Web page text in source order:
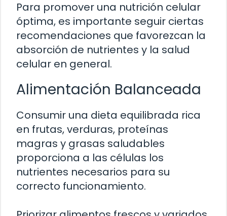
Para promover una nutrición celular
óptima, es importante seguir ciertas
recomendaciones que favorezcan la
absorción de nutrientes y la salud
celular en general.
Alimentación Balanceada
Consumir una dieta equilibrada rica
en frutas, verduras, proteínas
magras y grasas saludables
proporciona a las células los
nutrientes necesarios para su
correcto funcionamiento.